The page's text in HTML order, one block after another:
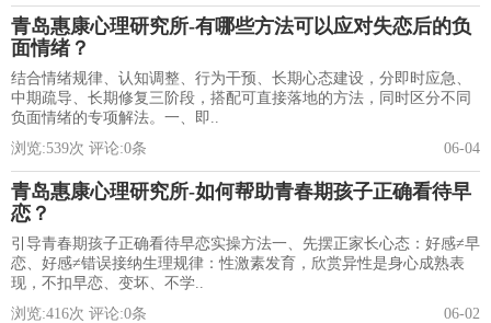
青岛惠康心理研究所-有哪些方法可以应对失恋后的负
面情绪？
结合情绪规律、认知调整、行为干预、长期心态建设，分即时应急、
中期疏导、长期修复三阶段，搭配可直接落地的方法，同时区分不同
负面情绪的专项解法。一、即..
浏览:539次 评论:0条 06-04
青岛惠康心理研究所-如何帮助青春期孩子正确看待早
恋？
引导青春期孩子正确看待早恋实操方法一、先摆正家长心态：好感≠早
恋、好感≠错误接纳生理规律：性激素发育，欣赏异性是身心成熟表
现，不扣早恋、变坏、不学..
浏览:416次 评论:0条 06-02